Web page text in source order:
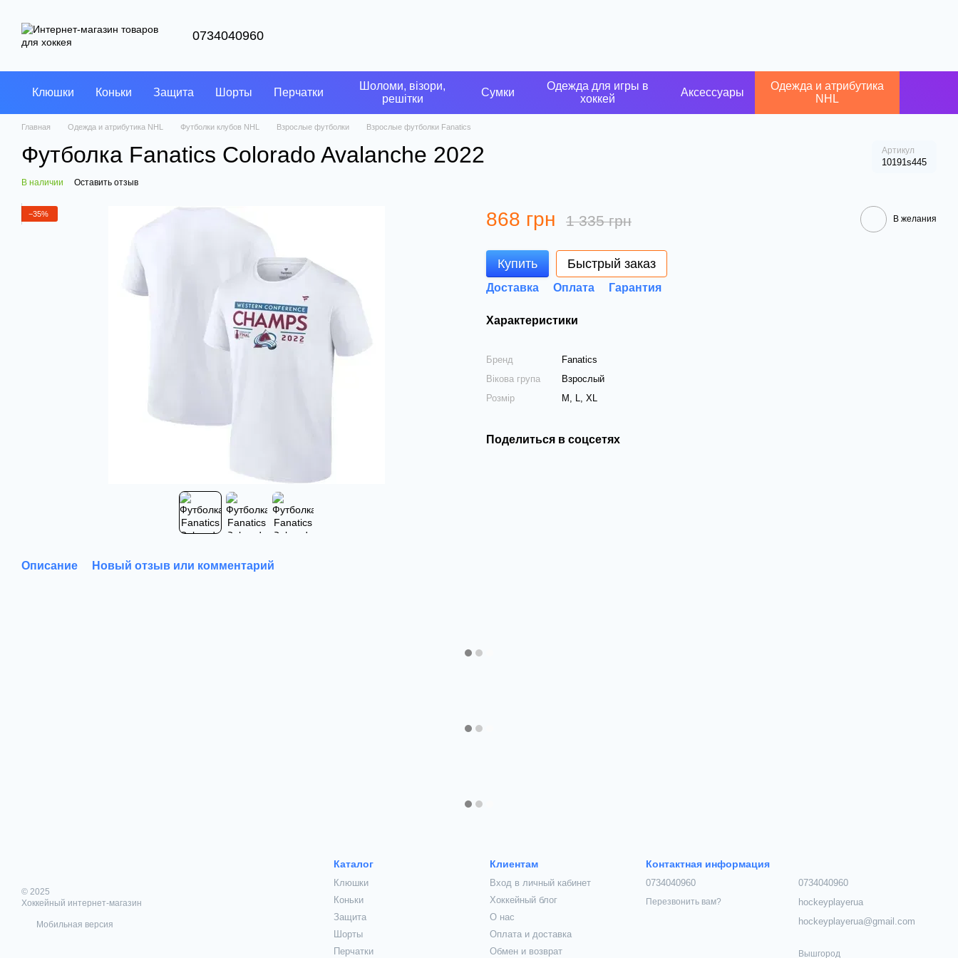
0734040960
Клюшки Коньки Защита Шорты Перчатки
Шоломи, візори,
решітки
Сумки
Одежда для игры в
хоккей
Аксессуары
Одежда и атрибутика
NHL
Главная Одежда и атрибутика NHL Футболки клубов NHL Взрослые футболки Взрослые футболки Fanatics
Футболка Fanatics Colorado Avalanche 2022 Артикул
10191s445
В наличии Оставить отзыв
−35%
Описание Новый отзыв или комментарий
868 грн 1 335 грн В желания
Купить Быстрый заказ
Доставка Оплата Гарантия
Характеристики
Бренд
Fanatics
Вікова група
Взрослый
Розмір
M, L, XL
Поделиться в соцсетях
© 2025
Хоккейный интернет-магазин
Мобильная версия
Каталог
Клюшки
Коньки
Защита
Шорты
Перчатки
Клиентам
Вход в личный кабинет
Хоккейный блог
О нас
Оплата и доставка
Обмен и возврат
Контактная информация
0734040960
Перезвонить вам?
0734040960
hockeyplayerua
hockeyplayerua@gmail.com
Вышгород